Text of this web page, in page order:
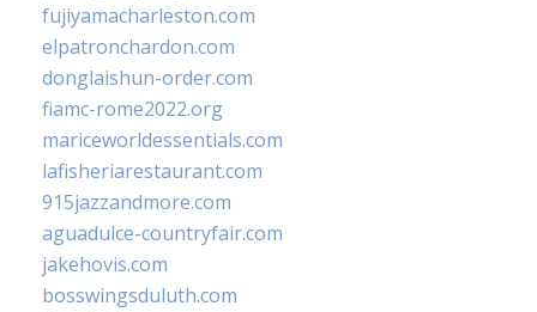
fujiyamacharleston.com
elpatronchardon.com
donglaishun-order.com
fiamc-rome2022.org
mariceworldessentials.com
lafisheriarestaurant.com
915jazzandmore.com
aguadulce-countryfair.com
jakehovis.com
bosswingsduluth.com